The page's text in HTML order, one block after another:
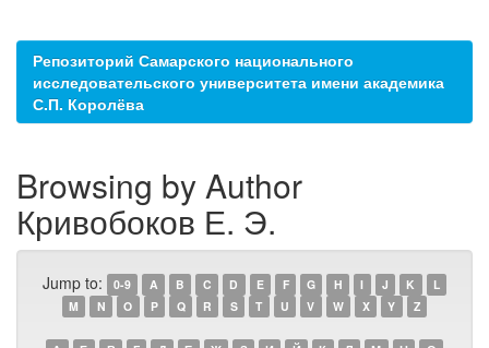
Репозиторий Самарского национального
исследовательского университета имени академика
С.П. Королёва
Browsing by Author
Кривобоков Е. Э.
Jump to: 0-9 A B C D E F G H I J K
L
M
N O P Q R S T U V W X Y Z